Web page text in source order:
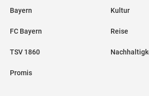
Bayern
FC Bayern
TSV 1860
Promis
Kultur
Reise